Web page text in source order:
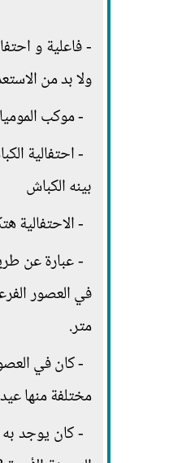
- فاعلية و
ولا بد من
- موكب
- احتفالية
بينه الكباش
- الاحتفالية
متر.
- كان في
مختلفة منها
- كان يوجد